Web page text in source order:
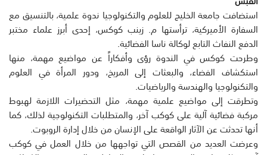
استضافت جامعة الخليج للعلوم والتكنولوجيا ندوة علمية، بالتنسيق مع
السفارة الأميركية، ترأستها م. زينب كوكس، إحدى أبرز علماء مختبر
الدفع النفاث التابع لوكالة ناسا الفضائية.
وطرحت كوكس في الندوة رؤى وأفكاراً عن مواضيع مهمة، منها
استكشاف الفضاء، والبعثات إلى المريخ، ودور المرأة في العلوم
والتكنولوجيا والهندسة والرياضيات.
وتطرقت إلى مواضيع علمية مهمة، مثل التحضيرات اللازمة لهبوط
مركبة فضائية آلية على كوكب آخر، والمتطلبات التكنولوجية لذلك، كما
أنها تحدثت عن الآثار الواقعة على الإنسان من خلال إدارة الروبوت.
وعرضت العديد من القصص التي تواجهها من خلال العمل في كوكب